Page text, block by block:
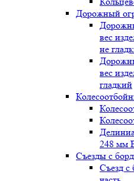
Дорожный
вес
не
вес
гладкий
248 мм
Съезды с
Съезд с